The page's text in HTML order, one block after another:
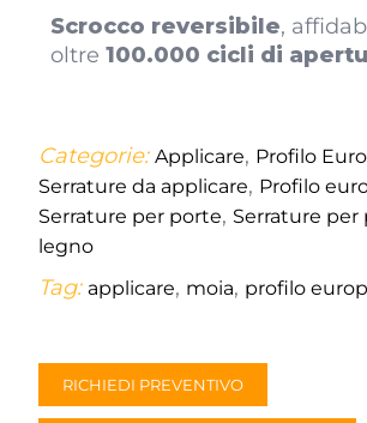
Scrocco reversibile,
oltre100.000 cicli di
Categorie:Applicare, Profilo
Serrature da applicare, Profilo
Serrature per porte, Serrature per
legno
Tag: applicare, moia, profilo
RICHIEDI PREVENTIVO